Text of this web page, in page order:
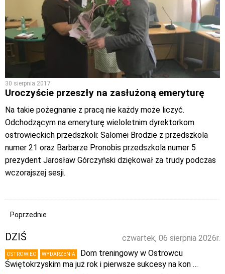
30 sierpnia 2017
Uroczyście przeszły na zasłużoną emeryturę
Na takie pożegnanie z pracą nie każdy może liczyć.
Odchodzącym na emeryturę wieloletnim dyrektorkom
ostrowieckich przedszkoli: Salomei Brodzie z przedszkola
numer 21 oraz Barbarze Pronobis przedszkola numer 5
prezydent Jarosław Górczyński dziękował za trudy podczas
wczorajszej sesji.
Poprzednie
czwartek, 06 sierpnia 2026r.
DZIŚ
OSTROWIEC WYDARZENIA
Dom treningowy w Ostrowcu
Świętokrzyskim ma już rok i pierwsze sukcesy na kon …